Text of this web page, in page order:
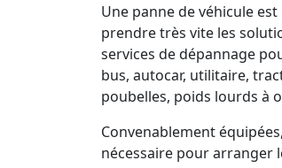
Une panne de véhicule
prendre très vite les
services de dépannage
bus, autocar, utilitaire,
poubelles, poids lourds à
Convenablement
nécessaire pour arranger